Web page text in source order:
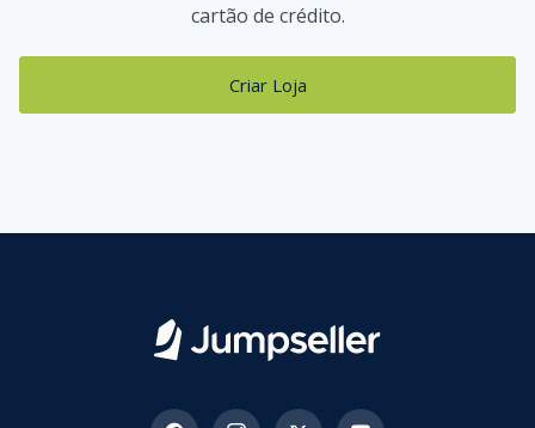
cartão de crédito.
Criar Loja